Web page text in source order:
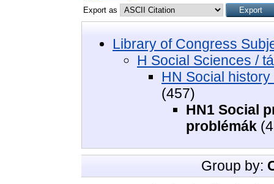
Export as
Library of Congress
H Social Sciences /
HN Social
(457)
HN1 Social
problémák
Group by: